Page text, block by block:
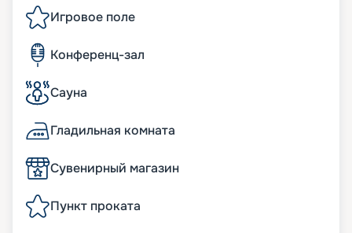
Игровое поле
Конференц-зал
Сауна
Гладильная комната
Сувенирный магазин
Пункт проката